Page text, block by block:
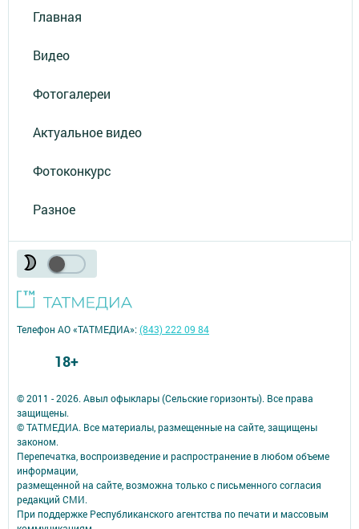
Главная
Видео
Фотогалереи
Актуальное видео
Фотоконкурс
Разное
© 2011 - 2026. Авыл офыклары (Сельские горизонты). Все права
защищены.
© ТАТМЕДИА. Все материалы, размещенные на сайте, защищены
законом.
Перепечатка, воспроизведение и распространение в любом объеме
информации,
размещенной на сайте, возможна только с письменного согласия
редакций СМИ.
При поддержке Республиканского агентства по печати и массовым
Телефон АО «ТАТМЕДИА»:(843) 222 09 84
18+